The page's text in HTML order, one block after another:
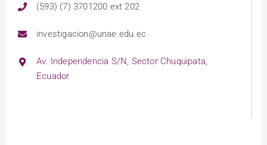
(593) (7) 3701200 ext 202
investigacion@unae.edu.ec
Av. Independencia S/N, Sector Chuquipata,
Ecuador